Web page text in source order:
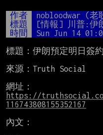
作者 nobloodwar (老
標題
[情報] 川普:伊
時間
Sun Jun 14
標題：伊朗預定明日簽約
來源：Truth Social
網址：
https://
116743808155352167
內文：